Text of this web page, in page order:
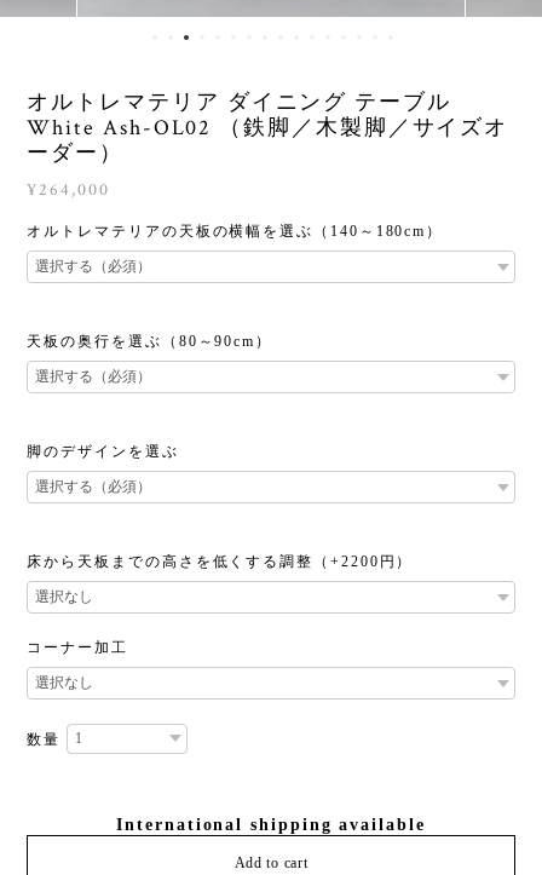
オルトレマテリア ダイニング テーブル
White Ash-OL02 （鉄脚／木製脚／サイズオ
ーダー）
¥264,000
オルトレマテリアの天板の横幅を選ぶ（140～180cm）
天板の奥行を選ぶ（80～90cm）
脚のデザインを選ぶ
床から天板までの高さを低くする調整（+2200円）
コーナー加工
数量
International shipping available
Add to cart